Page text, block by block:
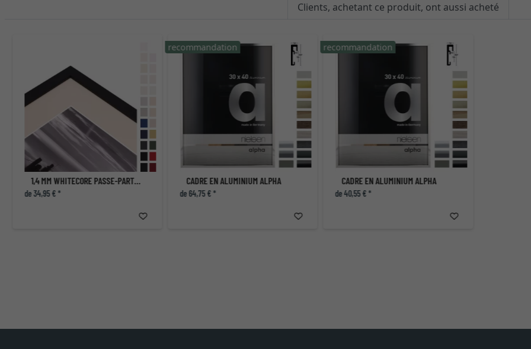
Clients, achetant ce produit, ont aussi acheté
1,4 MM WHITECORE PASSE-PARTOUT STANDARD AVEC COUPE INDIVIDUELLE
de 34,95 € *
CADRE EN ALUMINIUM ALPHA
de 64,75 € *
recommandation
CADRE EN ALUMINIUM ALPHA
de 40,55 € *
recommandation